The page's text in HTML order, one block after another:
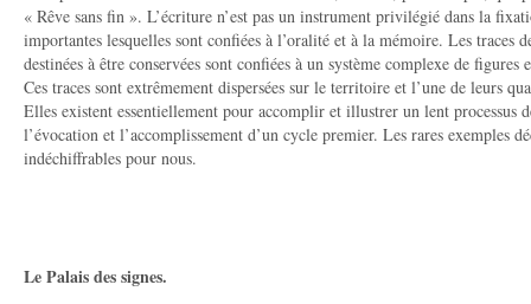
« Rêve sans fin ». L’écriture n’est pas un instrument privilégié dans la
importantes lesquelles sont confiées à l’oralité et à la mémoire. Les traces
destinées à être conservées sont confiées à un système complexe de figures
Ces traces sont extrêmement dispersées sur le territoire et l’une de leurs
Elles existent essentiellement pour accomplir et illustrer un lent processus
l’évocation et l’accomplissement d’un cycle premier. Les rares exemples
indéchiffrables pour nous.
Le Palais des signes.